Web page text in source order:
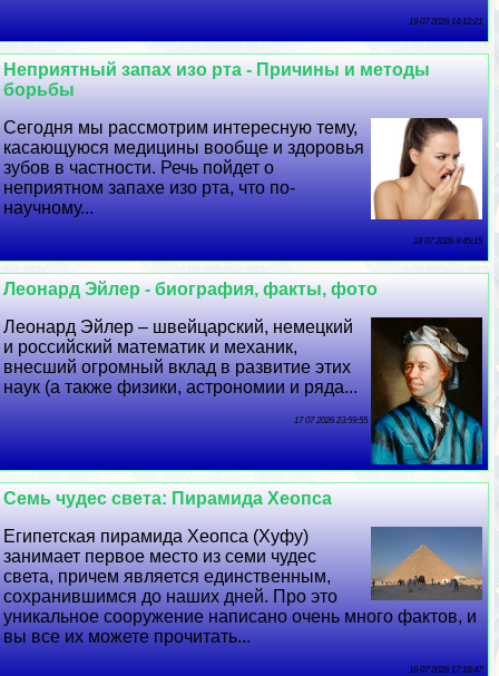
19 07 2026 14:12:21
Неприятный запах изо рта - Причины и методы
борьбы
Сегодня мы рассмотрим интересную тему,
касающуюся медицины вообще и здоровья
зубов в частности. Речь пойдет о
неприятном запахе изо рта, что по-
научному...
18 07 2026 9:45:15
Леонард Эйлер - биография, факты, фото
Леонард Эйлер – швейцарский, немецкий
и российский математик и механик,
внесший огромный вклад в развитие этих
наук (а также физики, астрономии и ряда...
17 07 2026 23:59:55
Семь чудес света: Пирамида Хеопса
Египетская пирамида Хеопса (Хуфу)
занимает первое место из семи чудес
света, причем является единственным,
сохранившимся до наших дней. Про это
уникальное сооружение написано очень много фактов, и
вы все их можете прочитать...
16 07 2026 17:18:47